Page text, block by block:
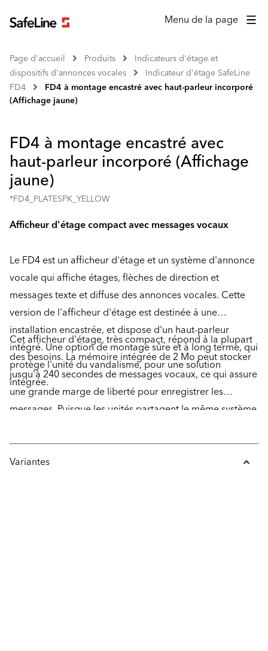
Menu de la page
Page d'accueil Produits
Indicateurs d'étage et
dispositifs d'annonces vocales
Indicateur d'étage SafeLine
FD4
FD4 à montage encastré avec haut-parleur incorporé
(Affichage jaune)
FD4 à montage encastré avec
haut-parleur incorporé (Affichage
jaune)
*FD4_PLATESPK_YELLOW
Afficheur d'étage compact avec messages vocaux
Le FD4 est un afficheur d'étage et un système d'annonce
vocale qui affiche étages, flèches de direction et
messages texte et diffuse des annonces vocales. Cette
version de l'afficheur d'étage est destinée à une
installation encastrée, et dispose d'un haut-parleur
intégré. Une option de montage sûre et à long terme, qui
protège l'unité du vandalisme, pour une solution
intégrée.
Cet afficheur d'étage, très compact, répond à la plupart
des besoins. La mémoire intégrée de 2 Mo peut stocker
jusqu'à 240 secondes de messages vocaux, ce qui assure
une grande marge de liberté pour enregistrer les
messages. Puisque les unités partagent le même système
système, seule l'unité principale peut être programmée
pour les autres unités appartenant au même circuit
Variantes